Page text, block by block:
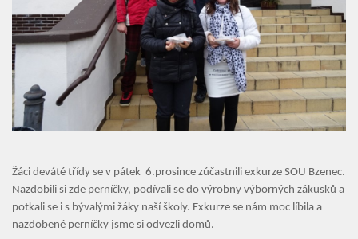
Úvod
Organizace školního roku
Úřední deska
Základní škola
ZŠ speciální
Vyhledávání na webu
Žáci deváté třídy se v pátek 6.prosince zúčastnili exkurze SOU Bzenec.
Nazdobili si zde perníčky, podívali se do výrobny výborných zákusků a
potkali se i s bývalými žáky naší školy. Exkurze se nám moc líbila a
nazdobené perníčky jsme si odvezli domů.